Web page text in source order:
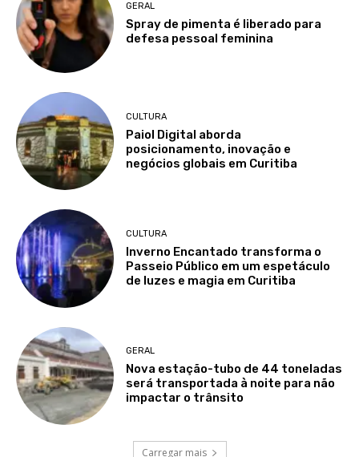
GERAL
Spray de pimenta é liberado para
defesa pessoal feminina
CULTURA
Paiol Digital aborda
posicionamento, inovação e
negócios globais em Curitiba
CULTURA
Inverno Encantado transforma o
Passeio Público em um espetáculo
de luzes e magia em Curitiba
GERAL
Nova estação-tubo de 44 toneladas
será transportada à noite para não
impactar o trânsito
Carregar mais